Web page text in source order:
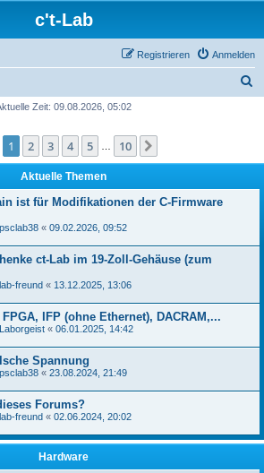
c't-Lab
Anmelden
Registrieren
e
Zeit: 09.08.2026, 05:02
Seite 1von 10
1 2 3 4 5 10
Aktuelle Themen
ist für Modifikationen der C-Firmware
psclab38 « 09.02.2026, 09:52
ct-Lab im 19-Zoll-Gehäuse (zum
lab-freund « 13.12.2025, 13:06
IFP (ohne Ethernet), DACRAM,...
Laborgeist « 06.01.2025, 14:42
Spannung
psclab38 « 23.08.2024, 21:49
Forums?
lab-freund « 02.06.2024, 20:02
Hardware